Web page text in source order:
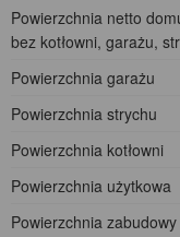
Powierzchnia netto
bez kotłowni, garażu,
Powierzchnia garażu
Powierzchnia strychu
Powierzchnia kotłowni
Powierzchnia użytkowa
Powierzchnia zabudowy